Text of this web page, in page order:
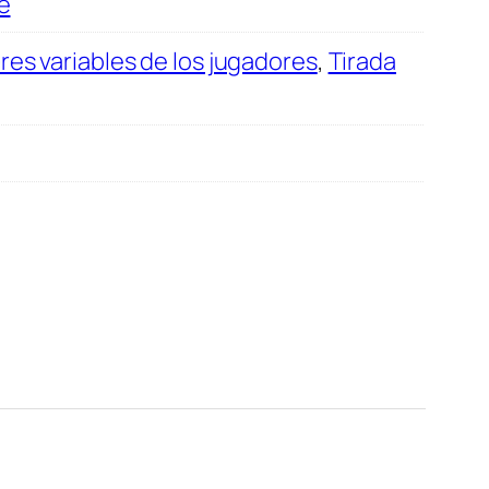
variables de los jugadores, Tirada